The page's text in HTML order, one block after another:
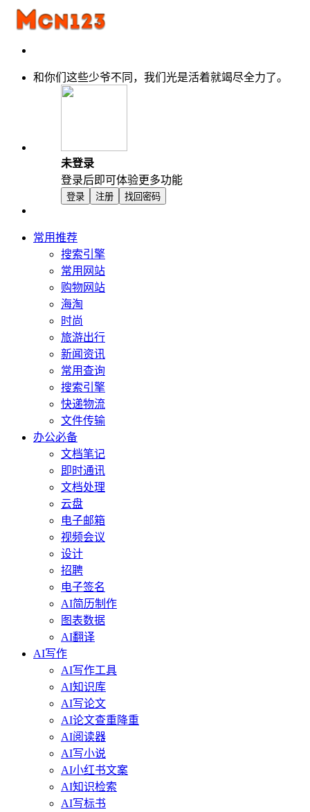
和你们这些少爷不同，我们光是活着就竭尽全力了。
未登录
登录后即可体验更多功能
登录 注册 找回密码
常用推荐
搜索引擎
常用网站
购物网站
海淘
时尚
旅游出行
新闻资讯
常用查询
搜索引擎
快递物流
文件传输
办公必备
文档笔记
即时通讯
文档处理
云盘
电子邮箱
视频会议
设计
招聘
电子签名
AI简历制作
图表数据
AI翻译
AI写作
AI写作工具
AI知识库
AI写论文
AI论文查重降重
AI阅读器
AI写小说
AI小红书文案
AI知识检索
AI写标书